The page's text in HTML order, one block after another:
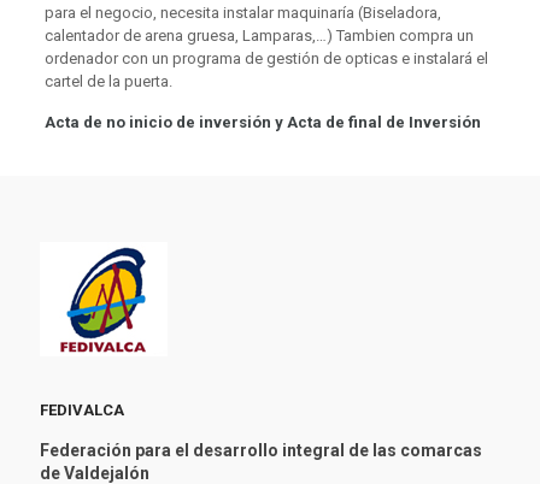
para el negocio, necesita instalar maquinaría (Biseladora,
calentador de arena gruesa, Lamparas,…) Tambien compra un
ordenador con un programa de gestión de opticas e instalará el
cartel de la puerta.
Acta de no inicio de inversión y Acta de final de Inversión
FEDIVALCA
Federación para el desarrollo integral de las comarcas
de Valdejalón